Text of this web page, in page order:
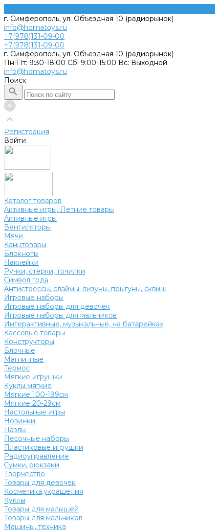
г. Симферополь, ул. Объездная 10 (радиорынок)
info@homatoys.ru
+7(978)131-09-00
+7(978)131-09-00
г. Симферополь, ул. Объездная 10 (радиорынок)
Пн-Пт: 9:30-18:00 Cб: 9:00-15:00 Вс: Выходной
info@homatoys.ru
Поиск
Регистрация
Войти
Каталог товаров
Активные игры, Летние товары
Активные игры
Вентиляторы
Мячи
Канцтовары
Блокноты
Наклейки
Ручки, стерки, точилки
Символ года
Антистрессы, слаймы, лизуны, прыгуны, сквиш
Игровые наборы
Игровые наборы для девочек
Игровые наборы для мальчиков
Интерактивные, музыкальные, на батарейках
Кассовые товары
Конструкторы
Блочные
Магнитные
Термос
Мягкие игрушки
Куклы мягкие
Мягкие 100-199см
Мягкие 20-29см
Настольные игры
Новинки
Пазлы
Песочные наборы
Пластиковые игрушки
Радиоуправление
Сумки, рюкзаки
Творчество
Товары для девочек
Косметика,украшения
Куклы
Товары для малышей
Товары для мальчиков
Машины, техника